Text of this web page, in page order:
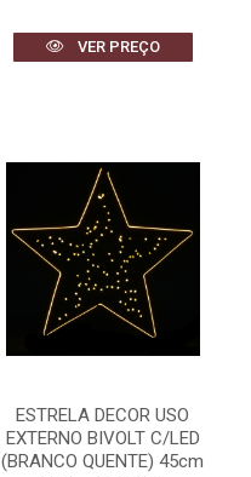
VER PREÇO
ESTRELA DECOR USO
EXTERNO BIVOLT C/LED
(BRANCO QUENTE) 45cm